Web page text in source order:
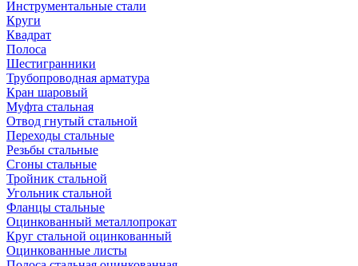
Инструментальные стали
Круги
Квадрат
Полоса
Шестигранники
Трубопроводная арматура
Кран шаровый
Муфта стальная
Отвод гнутый стальной
Переходы стальные
Резьбы стальные
Сгоны стальные
Тройник стальной
Угольник стальной
Фланцы стальные
Оцинкованный металлопрокат
Круг стальной оцинкованный
Оцинкованные листы